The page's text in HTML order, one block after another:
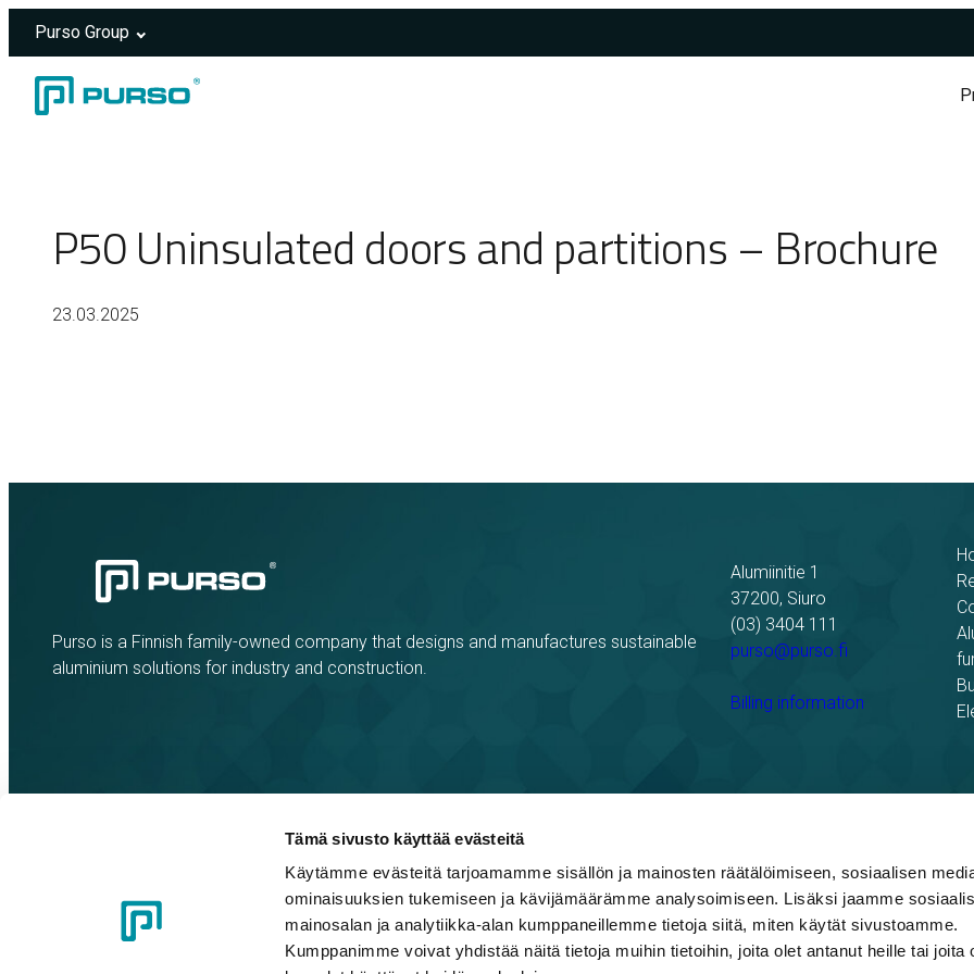
Tämä sivusto käyttää evästeitä
Käytämme evästeitä tarjoamamme sisällön ja mainosten räätälöimiseen, sosiaalisen
ominaisuuksien tukemiseen ja kävijämäärämme analysoimiseen. Lisäksi jaamme
mainosalan ja analytiikka-alan kumppaneillemme tietoja siitä, miten käytät sivustoamme.
Kumppanimme voivat yhdistää näitä tietoja muihin tietoihin, joita olet antanut heille tai joita
Purso Group
P50 Uninsulated doors and partitions – Brochure
23.03.2025
Purso is a Finnish family-owned company that designs and manufactures sustainable
aluminium solutions for industry and construction.
Alumiinitie 1
37200, Siuro
(03) 3404 111
purso@purso.fi
Billing information
Code of Conduct Whistleblowing